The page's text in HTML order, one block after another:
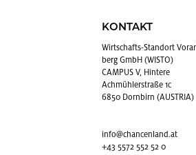
KONTAKT
Wirt­schafts-Stand­ort
berg GmbH (WISTO)
CAMPUS V, Hintere
Achmühlerstraße 1c
6850 Dornbirn (AUSTRIA)
info@​chancenland.​at
+43 5572 552 52 0